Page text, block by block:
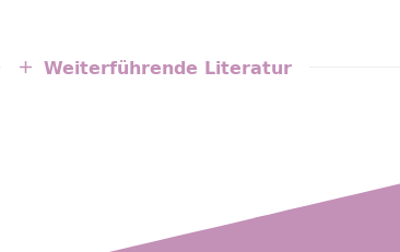
Weiterführende Literatur